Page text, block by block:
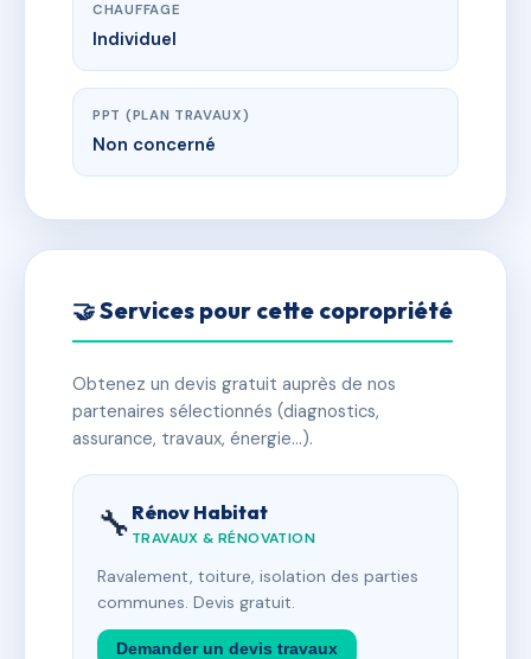
CHAUFFAGE
Individuel
PPT (PLAN TRAVAUX)
Non concerné
🤝 Services pour cette copropriété
Obtenez un devis gratuit auprès de nos
partenaires sélectionnés (diagnostics,
assurance, travaux, énergie…).
🔧 Rénov Habitat
TRAVAUX & RÉNOVATION
Ravalement, toiture, isolation des parties
communes. Devis gratuit.
Demander un devis travaux